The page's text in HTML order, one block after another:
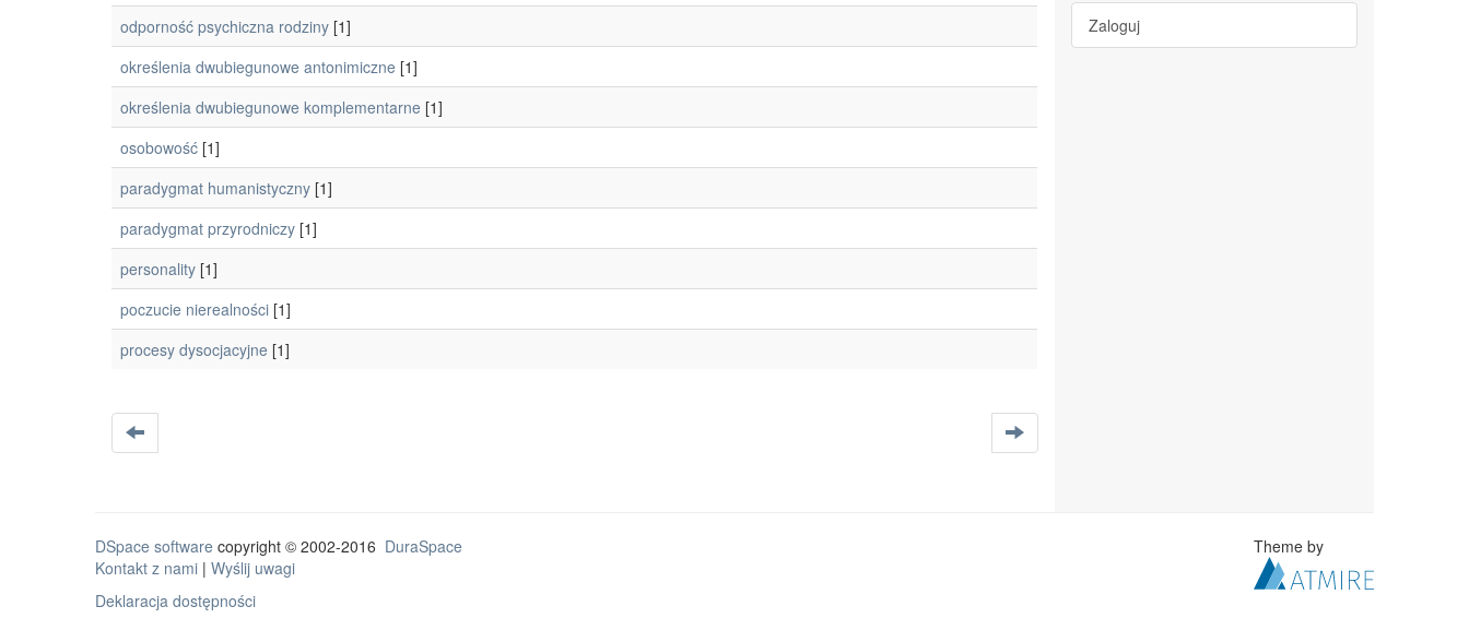
odporność psychiczna rodziny [1]
określenia dwubiegunowe antonimiczne [1]
określenia dwubiegunowe komplementarne [1]
osobowość [1]
paradygmat humanistyczny [1]
paradygmat przyrodniczy [1]
personality [1]
poczucie nierealności [1]
procesy dysocjacyjne [1]
Zaloguj
DSpace software copyright © 2002-2016 DuraSpace
Kontakt z nami | Wyślij uwagi
Deklaracja dostępności
Theme by